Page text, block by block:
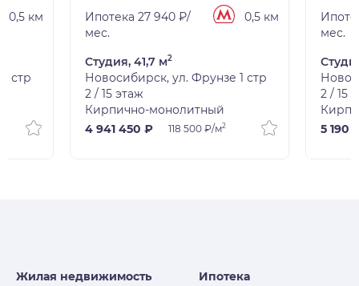
0,5 км
стр
Ипотека 27 940 ₽/
мес.
0,5 км
Студия, 41,7 м2
Новосибирск, ул. Фрунзе 1 стр
2 / 15 этаж
Кирпично-монолитный
4 941 450 ₽
118 500 ₽/м2
мес.
2 / 15
5 190
Жилая недвижимость
Ипотека